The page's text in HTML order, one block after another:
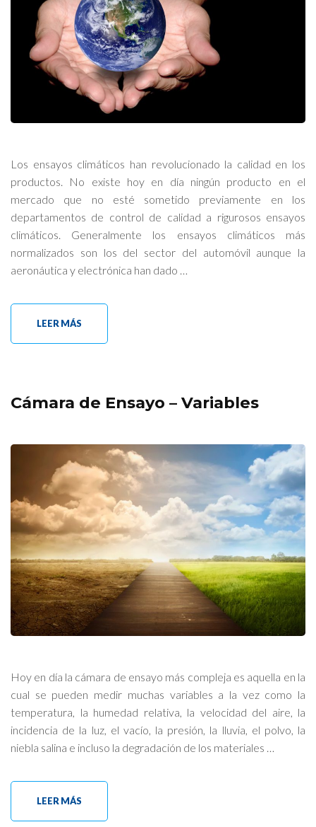
Los ensayos climáticos han revolucionado la calidad en los
productos. No existe hoy en día ningún producto en el
mercado que no esté sometido previamente en los
departamentos de control de calidad a rigurosos ensayos
climáticos. Generalmente los ensayos climáticos más
normalizados son los del sector del automóvil aunque la
aeronáutica y electrónica han dado …
LEER MÁS
Cámara de Ensayo – Variables
Hoy en día la cámara de ensayo más compleja es aquella en la
cual se pueden medir muchas variables a la vez como la
temperatura, la humedad relativa, la velocidad del aire, la
incidencia de la luz, el vacío, la presión, la lluvia, el polvo, la
niebla salina e incluso la degradación de los materiales …
LEER MÁS